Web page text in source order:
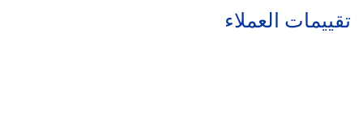
تقييمات العملاء